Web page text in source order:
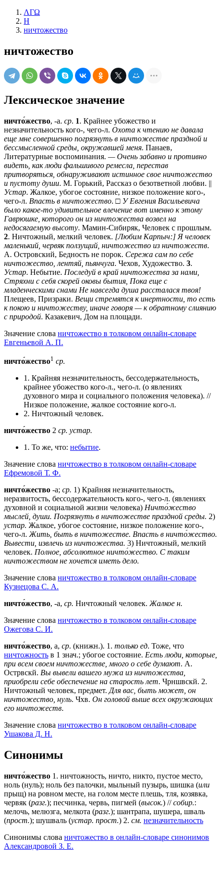
ΛΓΩ
Н
ничтожество
ничтожество
Лексическое значение
ничто́жество, -а. ср. 1. Крайнее убожество и
незначительность кого-, чего-л. Охота к чтению не давала
еще мне совершенно погрязнуть в ничтожестве праздной и
бессмысленной среды, окружавшей меня. Панаев,
Литературные воспоминания. — Очень забавно и противно
видеть, как люди фальшивого ремесла, перестав
притворяться, обнаруживают истинное свое ничтожество
и пустоту души. М. Горький, Рассказ о безответной любви. ||
Устар. Жалкое, убогое состояние, низкое положение кого-,
чего-л. Впасть в ничтожество. □ У Евгения Васильевича
было какое-то удивительное влечение вот именно к этому
Гаврюшке, которого он из ничтожества возвел на
недосягаемую высоту. Мамин-Сибиряк, Человек с прошлым.
2. Ничтожный, мелкий человек. [Любим Карпыч:] Я человек
маленький, червяк ползущий, ничтожество из ничтожеств.
А. Островский, Бедность не порок. Сережа сам по себе
ничтожество, лентяй, пьянчуга. Чехов, Художество. 3.
Устар. Небытие. Последуй в край ничтожества за нами,
Стряхни с себя скорей оковы бытия, Пока еще с
младенческими снами Не навсегда душа рассталася твоя!
Плещеев, Призраки. Вещи стремятся к инертности, то есть
к покою и ничтожеству, иначе говоря — к обратному слиянию
с природой. Казакевич, Дом на площади.
Значение слова ничтожество в толковом онлайн-словаре
Евгеньевой А. П.
ничто́жество1 ср.
1. Крайняя незначительность, бессодержательность,
крайнее убожество кого-л., чего-л. (о явлениях
духовного мира и социального положения человека). //
Низкое положение, жалкое состояние кого-л.
2. Ничтожный человек.
ничто́жество 2 ср. устар.
1. То же, что: небытие.
Значение слова ничтожество в толковом онлайн-словаре
Ефремовой Т. Ф.
ничто́жество -а; ср. 1) Крайняя незначительность,
неразвитость, бессодержательность кого-, чего-л. (явлениях
духовной и социальной жизни человека) Ничто́жество
мыслей, души. Погрязнуть в ничтожестве праздной среды. 2)
устар. Жалкое, убогое состояние, низкое положение кого-,
чего-л. Жить, быть в ничтожестве. Впасть в ничто́жество.
Вывести, извлечь из ничтожества. 3) Ничтожный, мелкий
человек. Полное, абсолютное ничто́жество. С таким
ничтожеством не хочется иметь дело.
Значение слова ничтожество в толковом онлайн-словаре
Кузнецова С. А.
ничто́жество, -а, ср. Ничтожный человек. Жалкое н.
Значение слова ничтожество в толковом онлайн-словаре
Ожегова C. И.
ничто́жество, а, ср. (книжн.). 1 . только ед. Тоже, что
ничтожность в 1 знач.; убогое состояние. Есть люди, которые,
при всем своем ничтожестве, много о себе думают. А.
Острвскй. Вы вывели вашего мужа из ничтожества,
приобрели себе обеспечение на старость лет. Чрншвскй. 2.
Ничтожный человек, предмет. Для вас, быть может, он
ничтожество, нуль. Чхв. Он головой выше всех окружающих
его ничтожеств.
Значение слова ничтожество в толковом онлайн-словаре
Ушакова Д. Н.
Синонимы
ничто́жество 1. ничтожность, ничто, никто, пустое место,
ноль (нуль); ноль без палочки, мыльный пузырь, шишка (или
прыщ) на ровном месте, на голом месте плешь, тля, козявка,
червяк (разг.); песчинка, червь, пигмей (высок.) //собир.:
мелочь, мелюзга, мелкота (разг.); шантрапа, шушера, шваль
(прост.); шушваль (устар. прост.) 2. см. незначительность
Синонимы слова ничтожество в онлайн-словаре синонимов
Александровой З. Е.